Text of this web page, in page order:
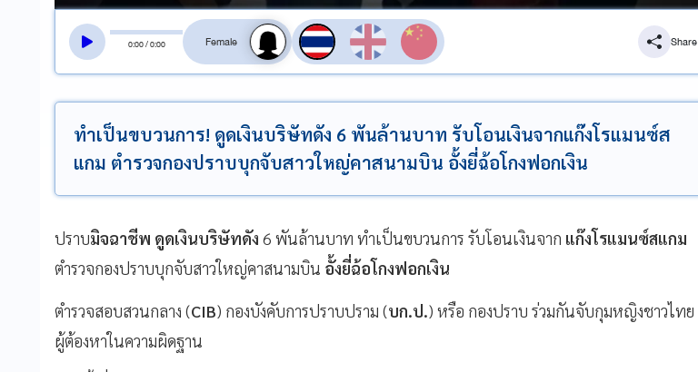
0:00/0:00
สลับเสียงอ่าน
Share
ทำเป็นขบวนการ! ดูดเงินบริษัทดัง 6 พันล้านบาท รับโอนเงินจากแก๊งโรแมนซ์ส
แกม ตำรวจกองปราบบุกจับสาวใหญ่คาสนามบิน อั้งยี่ฉ้อโกงฟอกเงิน
ปราบมิจฉาชีพ ดูดเงินบริษัทดัง 6 พันล้านบาท ทำเป็นขบวนการ รับโอนเงินจาก แก๊งโรแมนซ์สแกม
ตำรวจกองปราบบุกจับสาวใหญ่คาสนามบิน อั้งยี่ฉ้อโกงฟอกเงิน
ตำรวจสอบสวนกลาง (CIB) กองบังคับการปราบปราม (บก.ป.) หรือ กองปราบ ร่วมกันจับกุมหญิงชาวไทย
ผู้ต้องหาในความผิดฐาน